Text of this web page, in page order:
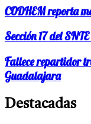
CODHEM reporta
Sección 17 del
Fallece repartidor
Guadalajara
Destacadas